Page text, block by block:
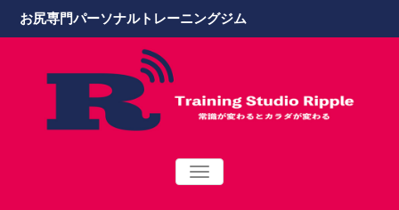
お尻専門パーソナルトレーニングジム
TOGGLE
NAVIGATION